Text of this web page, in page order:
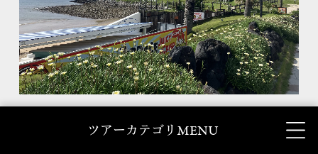
ツアーカテゴリ MENU
パームビーチガーデン